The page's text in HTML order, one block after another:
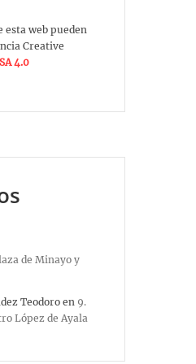
esta web pueden
Creative
4.0
de Minayo y
Teodoro en 9.
López de Ayala